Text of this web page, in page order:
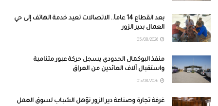
بعد انقطاع 14 عاماً.. الاتصالات تعيد خدمة الهاتف إلى حي
العمال بدير الزور
منفذ البوكمال الحدودي يسجل حركة عبور متنامية
واستقبال آلاف العائدين من العراق
غرفة تجارة وصناعة دير الزور تؤهل الشباب لسوق العمل